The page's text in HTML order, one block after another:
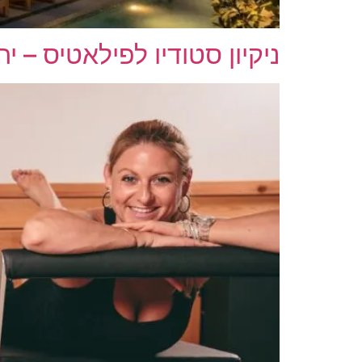
ניקיון סטודיו לפילאטיס –